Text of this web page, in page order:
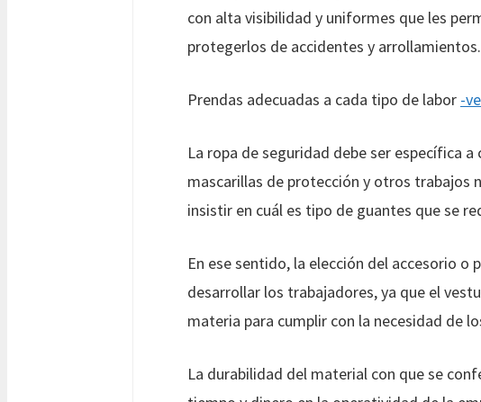
con alta visibilidad y uniformes que les
protegerlos de accidentes y arrollamientos.
Prendas adecuadas a cada tipo de labor -
La ropa de seguridad debe ser específica
mascarillas de protección y otros trabajos
insistir en cuál es tipo de guantes que se
En ese sentido, la elección del accesorio
desarrollar los trabajadores, ya que el
materia para cumplir con la necesidad de
La durabilidad del material con que se